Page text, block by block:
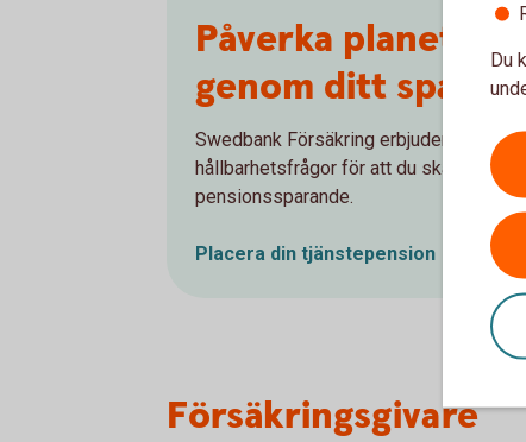
Påverka
genom ditt
Swedbank Försäkring erbjuder många
hållbarhetsfrågor för att du ska kunna
pensionssparande.
Placera din tjänstepension
Försäkringsgivare
Du